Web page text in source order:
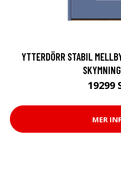
YTTERDÖRR STABIL
19299
MER